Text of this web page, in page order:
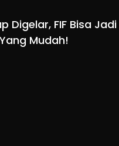
Digelar, FIF Bisa
Mudah!